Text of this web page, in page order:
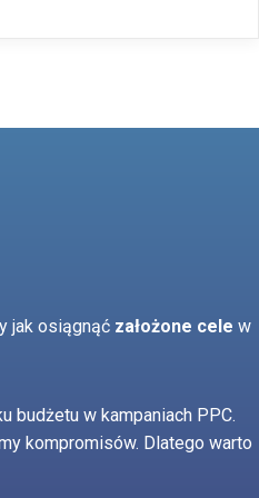
jak osiągnąć założone cele w
budżetu w kampaniach PPC.
kompromisów. Dlatego warto